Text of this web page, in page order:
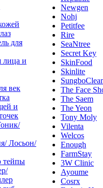
для
лица и
век
и
Лосьон/
тейпы
Newgen
Nohj
Petitfee
Rire
SeaNtree
Secret Key
SkinFood
Skinlite
The Face
The Saem
The Yeon
Tony Moly
Vilenta
Welcos
Enough
FarmStay
3W Clinic
Ayoume
Cosrx